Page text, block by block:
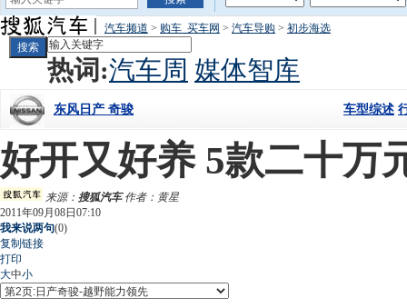
汽车频道 > 购车_买车网 > 汽车导购 > 初步海选
热词:汽车周 媒体智库
车型综述
东风日产 奇骏
好开又好养 5款二十万
来源： 搜狐汽车作者：黄星
2011年09月08日07:10
我来说两句(0)
复制链接
打印
大中小